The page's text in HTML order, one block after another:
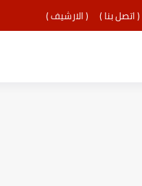
( اتصل بنا ) ( الارشيف )